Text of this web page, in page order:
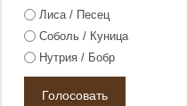
Лиса / Песец
Соболь / Куница
Нутрия / Бобр